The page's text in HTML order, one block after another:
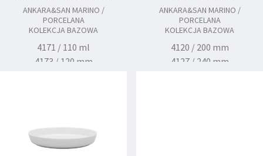
ANKARA&SAN MARINO /
PORCELANA
KOLEKCJA BAZOWA
4171 / 110 ml
4173 / 120 mm
ANKARA&SAN MARINO /
PORCELANA
KOLEKCJA BAZOWA
4120 / 200 mm
4127 / 240 mm